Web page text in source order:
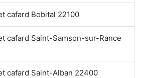
cafard Bobital 22100
cafard Saint-Samson-sur-Rance
cafard Saint-Alban 22400